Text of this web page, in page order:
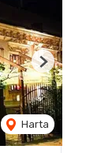
Harta
Next